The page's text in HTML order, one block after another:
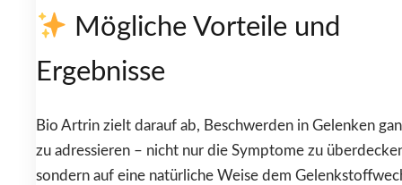
Mögliche Vorteile und
Ergebnisse
Bio Artrin zielt darauf ab, Beschwerden in Gelenken
zu adressieren – nicht nur die Symptome zu
sondern auf eine natürliche Weise dem